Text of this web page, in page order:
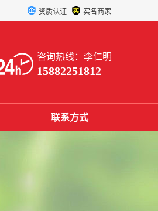
资质认证 实名商家
咨询热线：李仁明
15882251812
联系方式